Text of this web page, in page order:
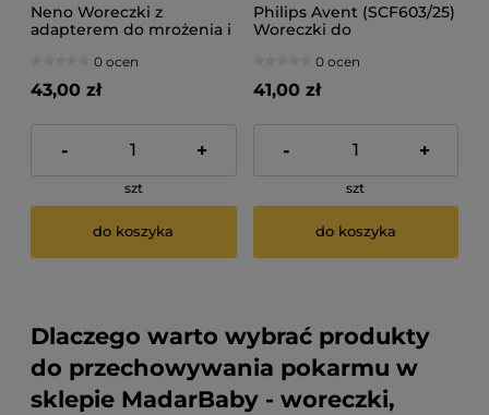
Neno Woreczki z
adapterem do mrożenia i
pokarmu0 ocen
43,00 zł
- +
szt
do koszyka
Philips Avent (SCF603/25)
Woreczki do
pokarmu 180 ml 25 szt
0 ocen
41,00 zł
- +
szt
do koszyka
Dlaczego warto wybrać produkty
do przechowywania pokarmu w
sklepie MadarBaby - woreczki,